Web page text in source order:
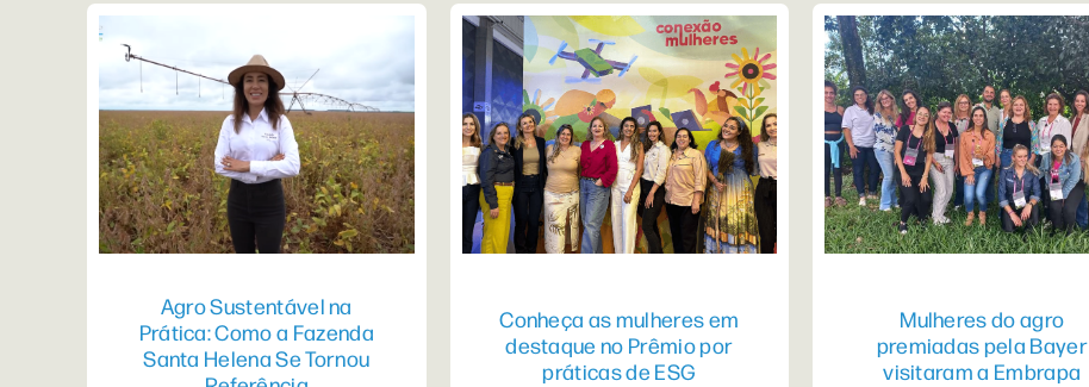
Agro Sustentável na
Prática: Como a Fazenda
Santa Helena Se Tornou
Conheça as mulheres em
destaque no Prêmio por
práticas de ESG
Mulheres do agro
premiadas pela Bayer
visitaram a Embrapa